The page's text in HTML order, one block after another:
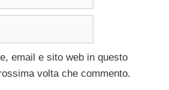
email e sito web in questo
volta che commento.